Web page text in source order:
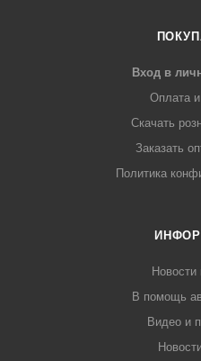
Вход в
Оплата
Скачать
Заказать
Политика
Новости
В помощь
Видео и